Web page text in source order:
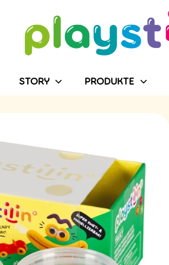
Durchsuchen
Sie
Shop
STORY PRODUKTE